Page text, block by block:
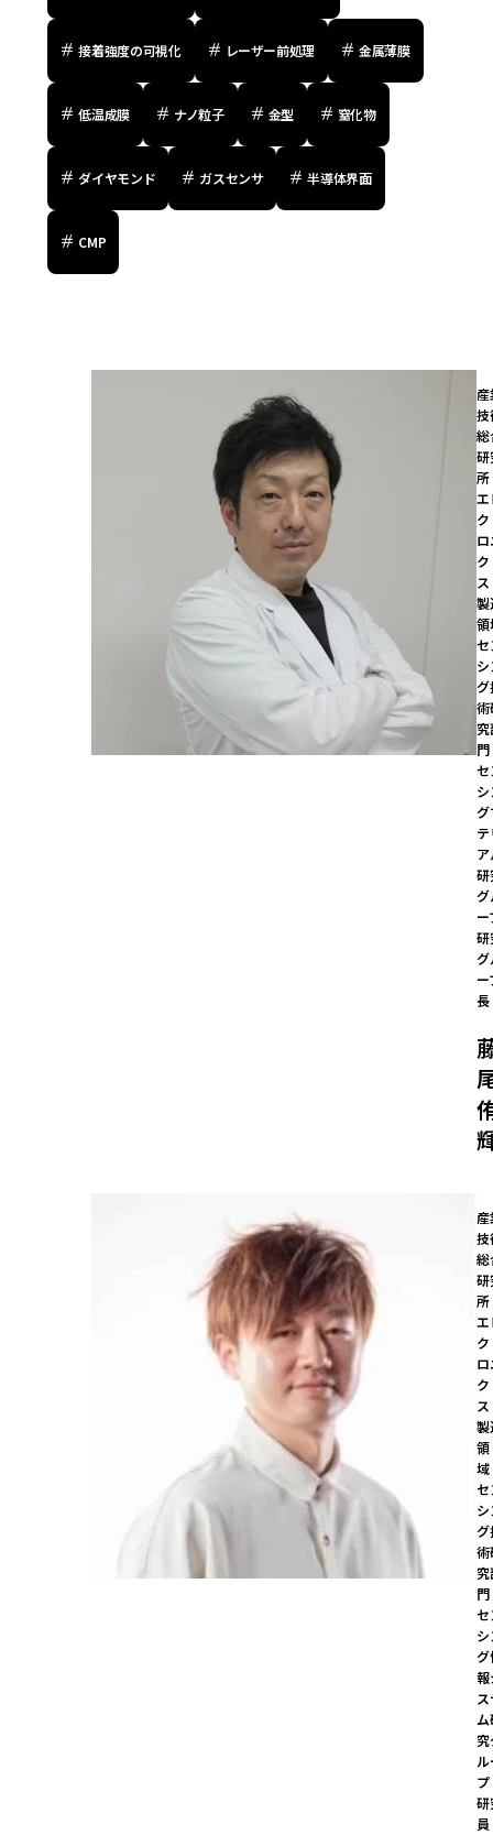
接着強度の可視化 レーザー前処理 金属薄膜
低温成膜 ナノ粒子 金型 窒化物
ダイヤモンド ガスセンサ 半導体界面
CMP
所
ク
門
ー
ー
長
所
ク
領
門
プ
員